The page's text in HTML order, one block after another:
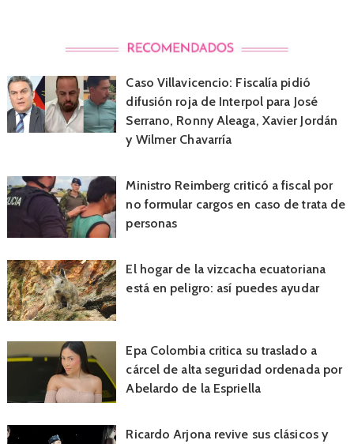
Caso Villavicencio: Fiscalía pidió
difusión roja de Interpol para José
Serrano, Ronny Aleaga, Xavier Jordán
y Wilmer Chavarría
Ministro Reimberg criticó a fiscal por
no formular cargos en caso de trata de
personas
El hogar de la vizcacha ecuatoriana
está en peligro: así puedes ayudar
Epa Colombia critica su traslado a
cárcel de alta seguridad ordenada por
Abelardo de la Espriella
Ricardo Arjona revive sus clásicos y